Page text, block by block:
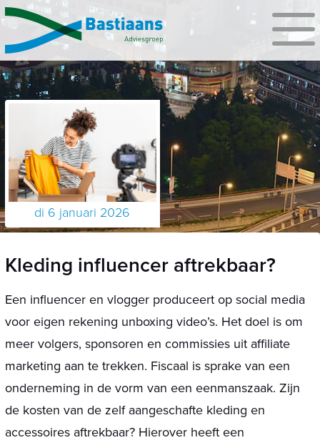
di 6 januari 2026
Kleding influencer aftrekbaar?
Een influencer en vlogger produceert op social media
voor eigen rekening unboxing video’s. Het doel is om
meer volgers, sponsoren en commissies uit affiliate
marketing aan te trekken. Fiscaal is sprake van een
onderneming in de vorm van een eenmanszaak. Zijn
de kosten van de zelf aangeschafte kleding en
accessoires aftrekbaar? Hierover heeft een